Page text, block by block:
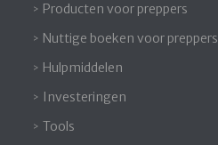
Producten voor preppers
Nuttige boeken voor preppers
Hulpmiddelen
Investeringen
Tools